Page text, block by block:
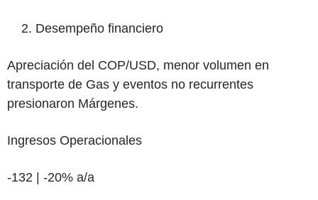
‌Desempeño financiero
Apreciación del COP/USD, menor volumen en
transporte de Gas y eventos no recurrentes
presionaron Márgenes.
Ingresos Operacionales
-132 | -20% a/a